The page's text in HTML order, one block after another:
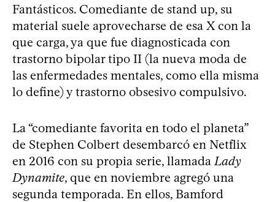
Fantásticos. Comediante de stand up, su
material suele aprovecharse de esa X con la
que carga, ya que fue diagnosticada con
trastorno bipolar tipo II (la nueva moda de
las enfermedades mentales, como ella misma
lo define) y trastorno obsesivo compulsivo.
La “comediante favorita en todo el planeta”
de Stephen Colbert desembarcó en Netflix
en 2016 con su propia serie, llamada Lady
Dynamite, que en noviembre agregó una
segunda temporada. En ellos, Bamford